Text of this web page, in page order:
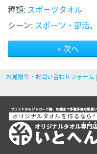
種類: スポーツタオル
シーン: スポーツ・部活、
« 次へ
お見積り・お問い合わせフォーム